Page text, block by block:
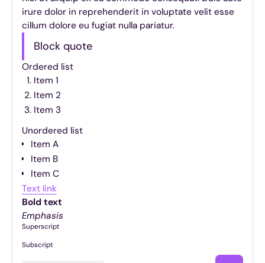
irure dolor in reprehenderit in voluptate velit esse
cillum dolore eu fugiat nulla pariatur.
Block quote
Ordered list
Item 1
Item 2
Item 3
Unordered list
Item A
Item B
Item C
Text link
Bold text
Emphasis
Superscript
Subscript